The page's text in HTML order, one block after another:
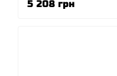
(2007-), Honda
5 208 грн